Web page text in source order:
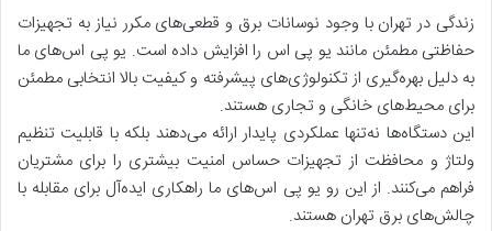
زندگی در تهران با وجود نوسانات برق و قطعی‌های مکرر نیاز به تجهیزات
حفاظتی مطمئن مانند یو پی اس را افزایش داده است. یو پی اس‌های ما
به دلیل بهره‌گیری از تکنولوژی‌های پیشرفته و کیفیت بالا انتخابی مطمئن
برای محیط‌های خانگی و تجاری هستند.
این دستگاه‌ها نه‌تنها عملکردی پایدار ارائه می‌دهند بلکه با قابلیت تنظیم
ولتاژ و محافظت از تجهیزات حساس امنیت بیشتری را برای مشتریان
فراهم می‌کنند. از این رو یو پی اس‌های ما راهکاری ایده‌آل برای مقابله با
چالش‌های برق تهران هستند.